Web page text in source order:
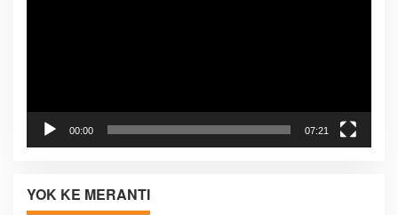
00:00 07:21
YOK KE MERANTI